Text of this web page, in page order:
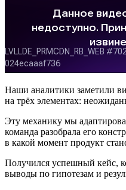
Наши аналитики заметили
на трёх элементах:
Эту механику мы
команда разобрала его
в какой момент продукт
Получился успешный кейс,
выводы по гипотезам и